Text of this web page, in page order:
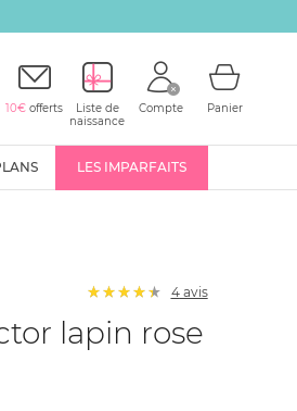
10€ offerts
Liste de
naissance
Compte Panier
LES IMPARFAITS
4avis
lapin rose